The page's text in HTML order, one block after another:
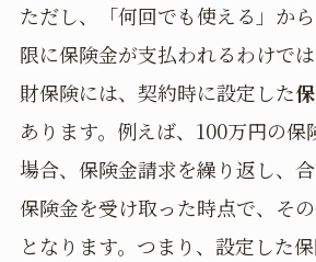
ただし、「何回でも使える」か
限に保険金が支払われるわけで
財保険には、契約時に設定した
あります。例えば、100万円の保
場合、保険金請求を繰り返し、
保険金を受け取った時点で、そ
となります。つまり、設定した